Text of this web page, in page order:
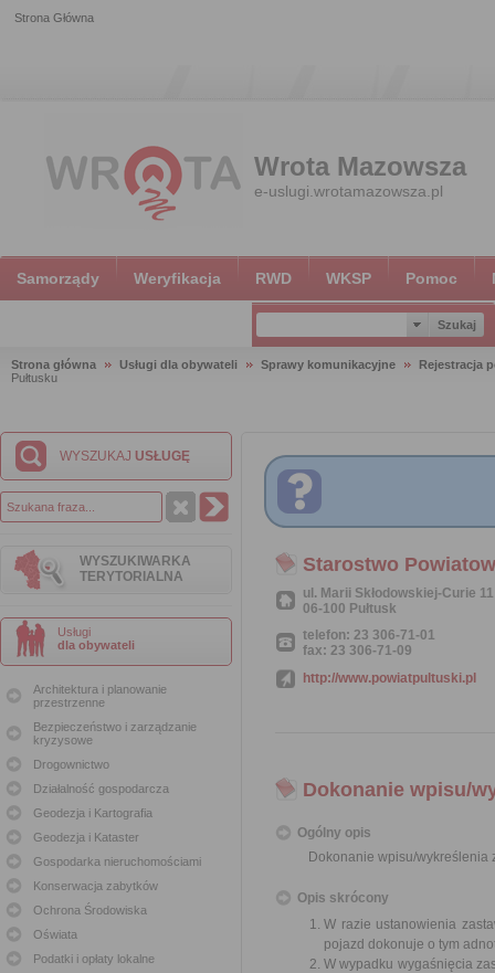
Strona Główna
Wrota Mazowsza
e-uslugi.wrotamazowsza.pl
Samorządy Weryfikacja RWD WKSP Pomoc
Strona główna Usługi dla obywateli Sprawy komunikacyjne
Rejestracja
Pułtusku
WYSZUKAJ USŁUGĘ
WYSZUKIWARKA
TERYTORIALNA
Usługi
dla obywateli
Architektura i planowanie
przestrzenne
Bezpieczeństwo i zarządzanie
kryzysowe
Drogownictwo
Działalność gospodarcza
Geodezja i Kartografia
Geodezja i Kataster
Gospodarka nieruchomościami
Konserwacja zabytków
Ochrona Środowiska
Oświata
Podatki i opłaty lokalne
Starostwo
ul. Marii Skłodowskiej-Curie 11
06-100 Pułtusk
telefon: 23 306-71-01
fax: 23 306-71-09
http://www.powiatpultuski.pl
Dokonanie wpisu/
Ogólny opis
Dokonanie wpisu/wykreślenia
Opis skrócony
W razie ustanowienia
pojazd dokonuje o tym
W wypadku wygaśnięcia